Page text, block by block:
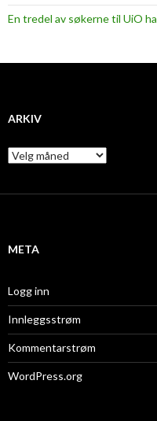
En tredel av søkerne til UiO
ARKIV
A
r
i
META
Logg inn
Innleggsstrøm
Kommentarstrøm
WordPress.org